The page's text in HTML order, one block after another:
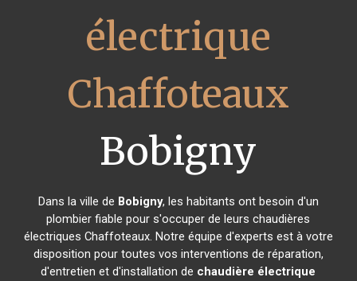
électrique
Chaffoteaux
Bobigny
Dans la ville de Bobigny, les habitants ont besoin d'un
plombier fiable pour s'occuper de leurs chaudières
électriques Chaffoteaux. Notre équipe d'experts est à votre
disposition pour toutes vos interventions de réparation,
d'entretien et d'installation de chaudière électrique